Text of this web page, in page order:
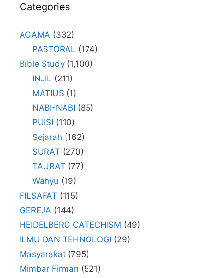
Categories
AGAMA (332)
PASTORAL (174)
Bible Study (1,100)
INJIL (211)
MATIUS (1)
NABI-NABI (85)
PUISI (110)
Sejarah (162)
SURAT (270)
TAURAT (77)
Wahyu (19)
FILSAFAT (115)
GEREJA (144)
HEIDELBERG CATECHISM (49)
ILMU DAN TEHNOLOGI (29)
Masyarakat (795)
Mimbar Firman (521)